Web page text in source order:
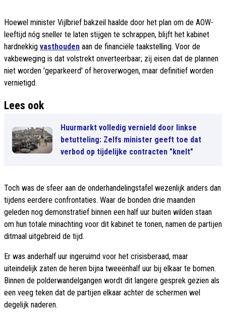
Hoewel minister Vijlbrief bakzeil haalde door het plan om de AOW-
leeftijd nóg sneller te laten stijgen te schrappen, blijft het kabinet
hardnekkig vasthouden aan de financiële taakstelling. Voor de
vakbeweging is dat volstrekt onverteerbaar; zĳ eisen dat de plannen
niet worden 'geparkeerd' of heroverwogen, maar definitief worden
vernietigd.
Lees ook
Huurmarkt volledig vernield door linkse
betutteling: Zelfs minister geeft toe dat
verbod op tijdelijke contracten "knelt"
Toch was de sfeer aan de onderhandelingstafel wezenlijk anders dan
tijdens eerdere confrontaties. Waar de bonden drie maanden
geleden nog demonstratief binnen een half uur buiten wilden staan
om hun totale minachting voor dit kabinet te tonen, namen de partijen
ditmaal uitgebreid de tijd.
Er was anderhalf uur ingeruimd voor het crisisberaad, maar
uiteindelijk zaten de heren bijna tweeënhalf uur bij elkaar te bomen.
Binnen de polderwandelgangen wordt dit langere gesprek gezien als
een veeg teken dat de partijen elkaar achter de schermen wel
degelijk naderen.